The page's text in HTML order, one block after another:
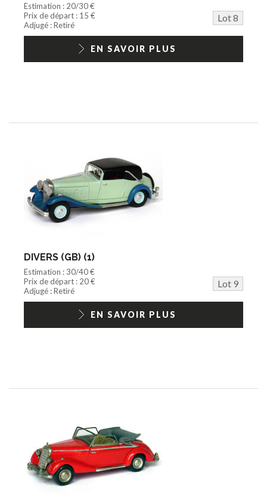
Estimation : 20/30 €
Prix de départ : 15 €
Lot 8
Adjugé : Retiré
EN SAVOIR PLUS
DIVERS (GB) (1)
Estimation : 30/40 €
Prix de départ : 20 €
Lot 9
Adjugé : Retiré
EN SAVOIR PLUS